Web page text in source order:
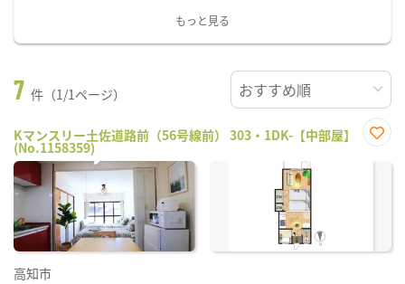
もっと見る
7 件（1/1ページ）
Kマンスリー土佐道路前（56号線前） 303・1DK-【中部屋】
(No.1158359)
に入
高知市